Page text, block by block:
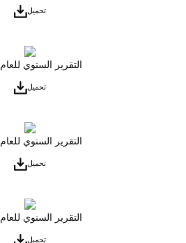
تحميل
التقرير السنوي للعام 2011
تحميل
التقرير السنوي للعام 2010
تحميل
التقرير السنوي للعام 2009
تحميل